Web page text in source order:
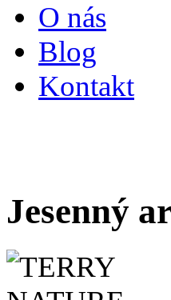
O nás
Blog
Kontakt
Jesenný